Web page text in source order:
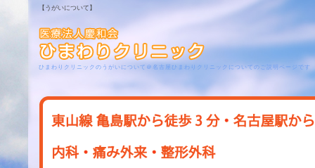
【うがいについて】
ひまわりクリニックのうがいについて＠名古屋ひまわりクリニックについてのご説明ページです